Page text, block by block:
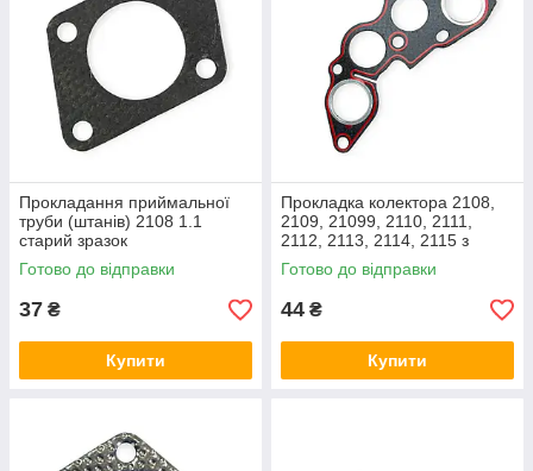
Прокладання приймальної
труби (штанів) 2108 1.1
старий зразок
Готово до відправки
37 ₴
Купити
Прокладка колектора 2108,
2109, 21099, 2110, 2111,
2112, 2113, 2114, 2115 з
герметиком CZ Favorit
Готово до відправки
44 ₴
Купити